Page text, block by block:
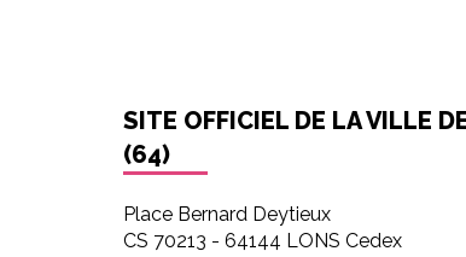
SITE OFFICIEL DE LA VILLE
(64)
Place Bernard Deytieux
CS 70213 - 64144 LONS Cedex